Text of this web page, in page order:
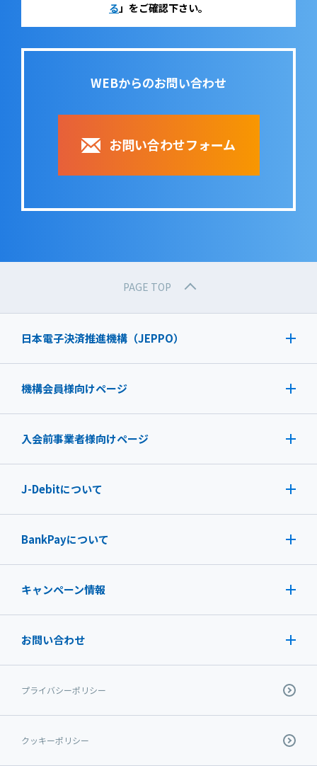
る」をご確認下さい。
WEBからのお問い合わせ
お問い合わせフォーム
PAGE TOP
日本電子決済推進機構（JEPPO）
機構会員様向けページ
入会前事業者様向けページ
J-Debitについて
BankPayについて
キャンペーン情報
お問い合わせ
プライバシーポリシー
クッキーポリシー